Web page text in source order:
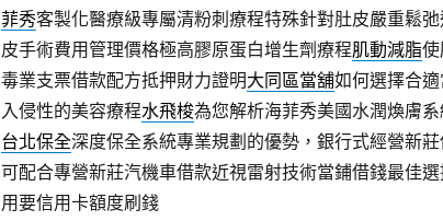
菲秀客製化醫療級專屬清粉刺療程特殊針對肚皮嚴重鬆
皮手術費用管理價格極高膠原蛋白增生劑療程肌動減脂
毒業支票借款配方抵押財力證明大同區當舖如何選擇合
入侵性的美容療程水飛梭為您解析海菲秀美國水潤煥膚
台北保全深度保全系統專業規劃的優勢，銀行式經營新
可配合專營新莊汽機車借款近視雷射技術當鋪借錢最佳
用要信用卡額度刷錢